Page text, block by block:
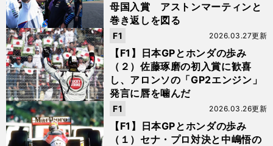
母国入賞 アストンマーティンと
巻き返しを図る
【F1】日本GPとホンダの歩み
（２）佐藤琢磨の初入賞に歓喜
し、アロンソの「GP2エンジン」
発言に唇を噛んだ
2026.03.27更新
F1
【F1】日本GPとホンダの歩み
（１）セナ・プロ対決と中嶋悟の
2026.03.26更新
F1